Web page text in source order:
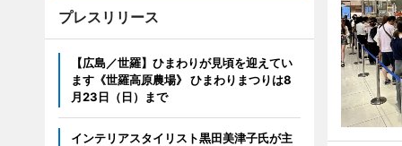
プレスリリース
【広島／世羅】ひまわりが見頃を迎えてい
ます《世羅高原農場》 ひまわりまつりは8
月23日（日）まで
インテリアスタイリスト黒田美津子氏が主